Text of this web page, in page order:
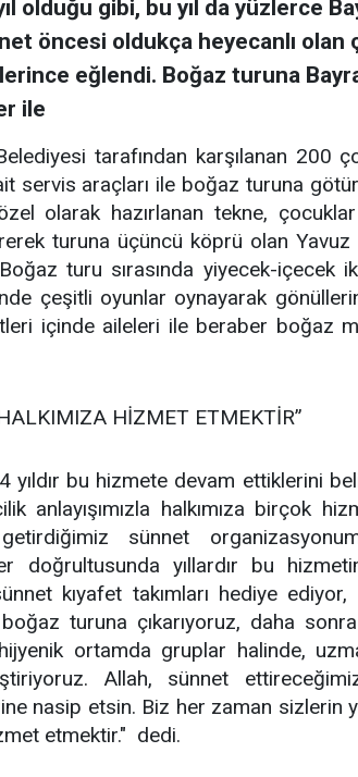
olduğu gibi, bu yıl da yüzlerce
öncesi oldukça heyecanlı olan
eğlendi. Boğaz turuna
ile
tarafından karşılanan 200
servis araçları ile boğaz turuna
olarak hazırlanan tekne,
turuna üçüncü köprü olan Yavuz
turu sırasında yiyecek-içecek
çeşitli oyunlar oynayarak
içinde aileleri ile beraber boğaz
HİZMET ETMEKTİR”
yıldır bu hizmete devam ettiklerini
anlayışımızla halkımıza birçok
sünnet
doğrultusunda yıllardır bu
kıyafet takımları hediye ediyor,
turuna çıkarıyoruz, daha
ortamda gruplar halinde,
Allah, sünnet
nasip etsin. Biz her zaman sizlerin
etmektir." dedi.